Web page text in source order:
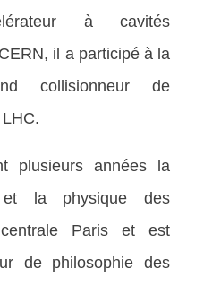
à cavités
il a participé à la
collisionneur de
plusieurs années la
et la physique des
Paris et est
de philosophie des